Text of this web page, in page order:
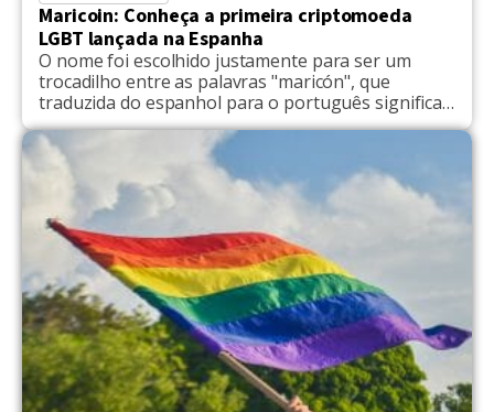
Maricoin: Conheça a primeira criptomoeda
LGBT lançada na Espanha
O nome foi escolhido justamente para ser um
trocadilho entre as palavras "maricón", que
traduzida do espanhol para o português significa
"marica", e a palavra "coin", "moeda" em inglês